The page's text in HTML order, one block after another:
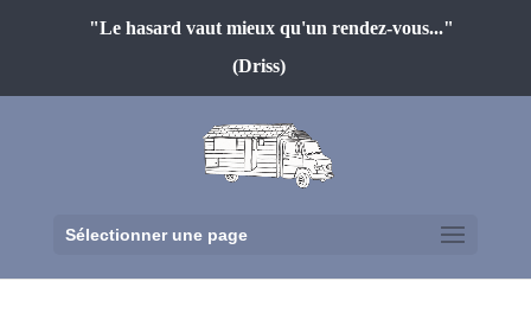
"Le hasard vaut mieux qu'un rendez-vous..."
(Driss)
Sélectionner une page